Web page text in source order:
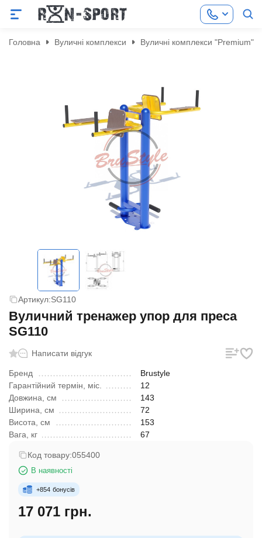
Головна Вуличні комплекси Вуличні комплекси "Premium"
Артикул:SG110
Вуличний тренажер упор для преса
SG110
Написати відгук
Бренд
Brustyle
Гарантійний термін, міс.
12
Довжина, см
143
Ширина, см
72
Висота, см
153
Вага, кг
67
Код товару:055400
В наявності
+854 бонусів
17 071 грн.